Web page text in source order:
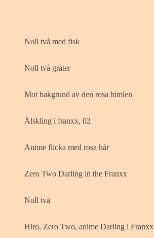
Noll två med fisk
Noll två gråter
Mot bakgrund av den rosa himlen
Älskling i franxx, 02
Anime flicka med rosa hår
Zero Two Darling in the Franxx
Noll två
Hiro, Zero Two, anime Darling i Franxx